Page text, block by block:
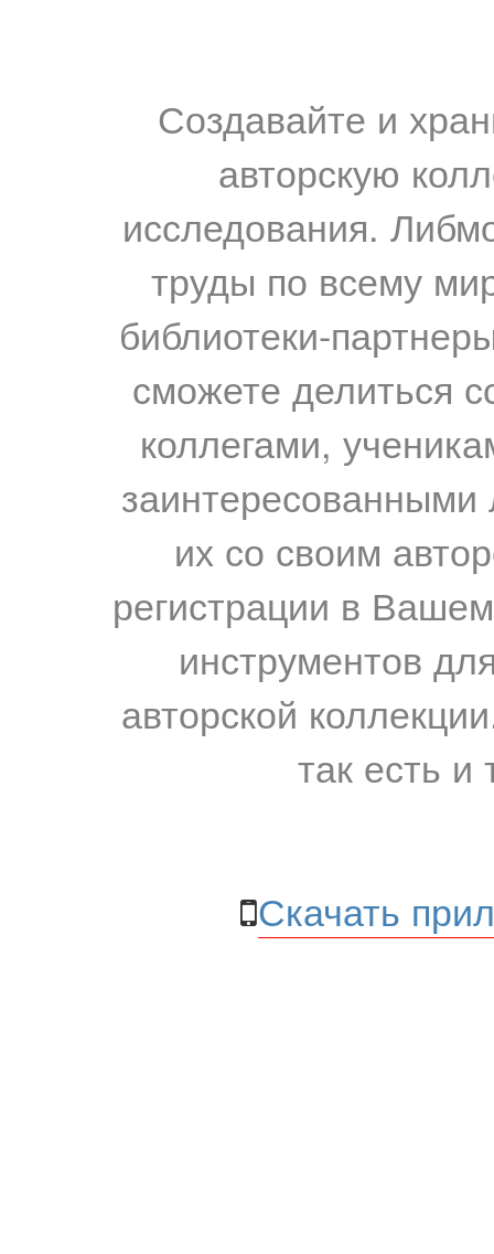
Создавайте и
авторскую
исследования.
труды по всему
библиотеки-
сможете делиться
коллегами,
их со своим
регистрации в
инструментов
авторской
так есть и
Скачать